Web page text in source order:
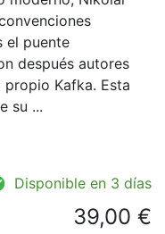
el puente
después autores
Kafka. Esta
su ...
Disponible en 3 días
39,00 €